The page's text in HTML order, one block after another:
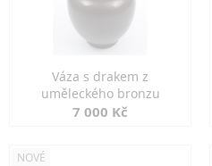
Váza s drakem z
uměleckého bronzu
7 000 Kč
NOVÉ